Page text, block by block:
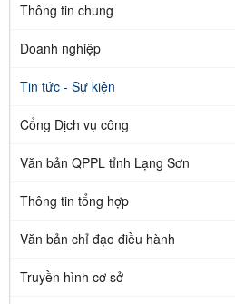
Thông tin chung
Doanh nghiệp
Tin tức - Sự kiện
Cổng Dịch vụ công
Văn bản QPPL tỉnh Lạng Sơn
Thông tin tổng hợp
Văn bản chỉ đạo điều hành
Truyền hình cơ sở